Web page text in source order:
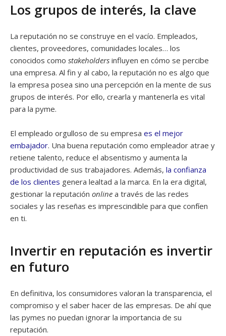
Los grupos de interés, la clave
La reputación no se construye en el vacío. Empleados,
clientes, proveedores, comunidades locales… los
conocidos como stakeholders influyen en cómo se percibe
una empresa. Al fin y al cabo, la reputación no es algo que
la empresa posea sino una percepción en la mente de sus
grupos de interés. Por ello, crearla y mantenerla es vital
para la pyme.
El empleado orgulloso de su empresa es el mejor
embajador. Una buena reputación como empleador atrae y
retiene talento, reduce el absentismo y aumenta la
productividad de sus trabajadores. Además, la confianza
de los clientes genera lealtad a la marca. En la era digital,
gestionar la reputación online a través de las redes
sociales y las reseñas es imprescindible para que confíen
en ti.
Invertir en reputación es invertir
en futuro
En definitiva, los consumidores valoran la transparencia, el
compromiso y el saber hacer de las empresas. De ahí que
las pymes no puedan ignorar la importancia de su
reputación.